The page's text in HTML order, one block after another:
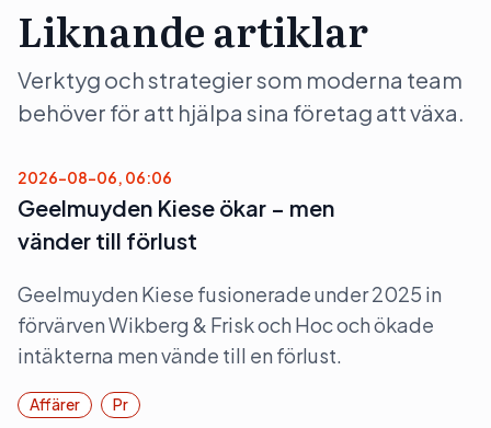
Liknande artiklar
Verktyg och strategier som moderna team
behöver för att hjälpa sina företag att växa.
2026-08-06, 06:06
Geelmuyden Kiese ökar – men
vänder till förlust
Geelmuyden Kiese fusionerade under 2025 in
förvärven Wikberg & Frisk och Hoc och ökade
intäkterna men vände till en förlust.
Affärer Pr